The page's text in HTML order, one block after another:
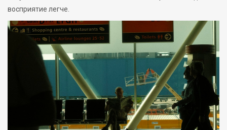
восприятие легче.